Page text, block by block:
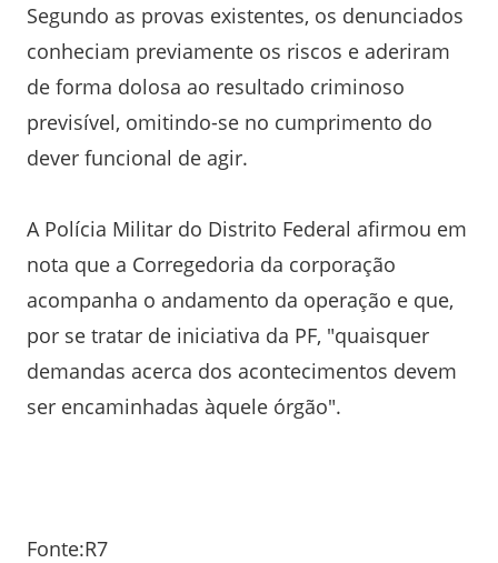
Segundo as provas existentes, os denunciados
conheciam previamente os riscos e aderiram
de forma dolosa ao resultado criminoso
previsível, omitindo-se no cumprimento do
dever funcional de agir.
A Polícia Militar do Distrito Federal afirmou em
nota que a Corregedoria da corporação
acompanha o andamento da operação e que,
por se tratar de iniciativa da PF, "quaisquer
demandas acerca dos acontecimentos devem
ser encaminhadas àquele órgão".
Fonte:R7